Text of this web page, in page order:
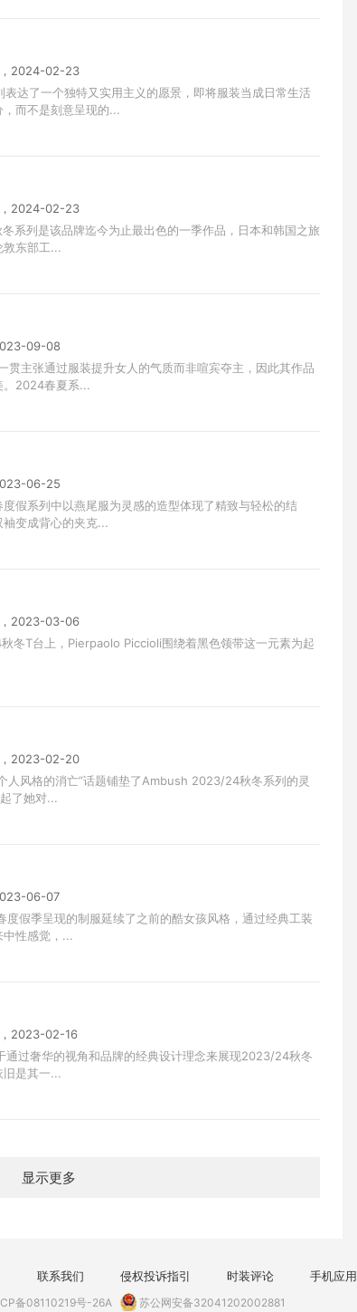
2024-02-23
达了一个独特又实用主义的愿景，即将服装当成日常生活
而不是刻意呈现的...
2024-02-23
系列是该品牌迄今为止最出色的一季作品，日本和韩国之旅
敦东部工...
09-08
贯主张通过服装提升女人的气质而非喧宾夺主，因此其作品
。2024春夏系...
06-25
假系列中以燕尾服为灵感的造型体现了精致与轻松的结
变成背心的夹克...
2023-03-06
冬T台上，Pierpaolo Piccioli围绕着黑色领带这一元素为起
2023-02-20
人风格的消亡”话题铺垫了Ambush 2023/24秋冬系列的灵
了她对...
06-07
度假季呈现的制服延续了之前的酷女孩风格，通过经典工装
性感觉，...
2023-02-16
过奢华的视角和品牌的经典设计理念来展现2023/24秋冬
是其一...
显示更多
联系我们 侵权投诉指引 时装评论 手机应用
备08110219号-26A 苏公网安备32041202002881